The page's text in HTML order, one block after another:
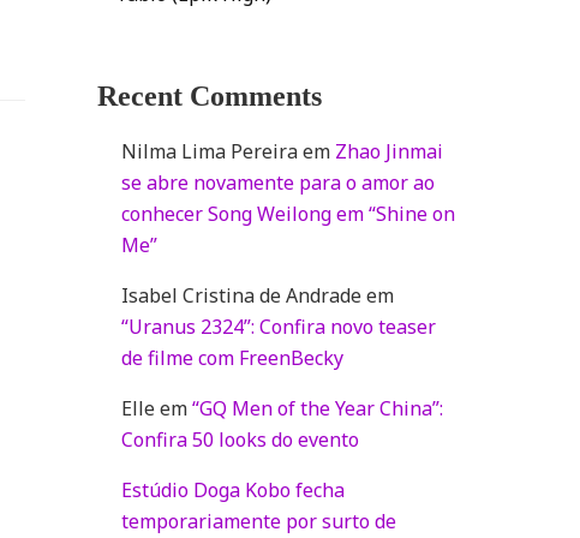
Recent Comments
Nilma Lima Pereiraem Zhao Jinmai
se abre novamente para o amor ao
conhecer Song Weilong em “Shine on
Me”
Isabel Cristina de Andradeem
“Uranus 2324”: Confira novo teaser
de filme com FreenBecky
Elleem“GQ Men of the Year China”:
Confira 50 looks do evento
Estúdio Doga Kobo fecha
temporariamente por surto de